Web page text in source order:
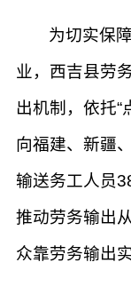
为切实保
业，西吉县劳
出机制，依托“
向福建、新疆
输送务工人员
推动劳务输出
众靠劳务输出